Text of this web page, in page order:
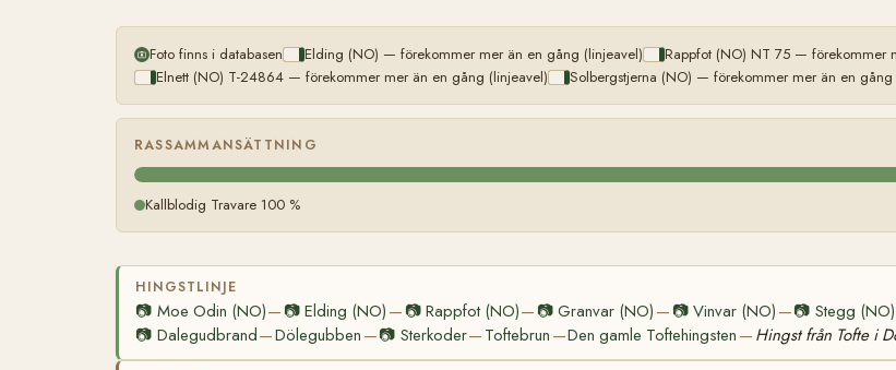
Foto finns i databasen Elding (NO) — förekommer mer än en gång (linjeavel)
Rappfot (NO) NT 75 — förekommer
Elnett (NO) T-24864 — förekommer mer än en gång (linjeavel)
Solbergstjerna (NO) — förekommer mer än en gång
RASSAMMANSÄTTNING
Kallblodig Travare 100 %
HINGSTLINJE
📷 Moe Odin (NO)— 📷Elding (NO) — 📷 Rappfot (NO)— 📷 Granvar (NO) — 📷Vinvar (NO) —📷 Stegg (NO)
📷 Dalegudbrand—Dölegubben —📷 Sterkoder— Toftebrun —Den gamle Toftehingsten — Hingst från Tofte i